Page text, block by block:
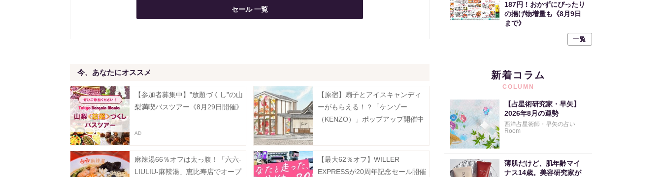
セール 一覧
今、あなたにオススメ
【参加者募集中】"放題づくし"の山
梨満喫バスツアー《8月29日開催》
【原宿】扇子とアイスキャンディ
ーがもらえる！？「ケンゾー
（KENZO）」ポップアップ開催中
麻辣湯66％オフは太っ腹！「六六-
LIULIU-麻辣湯」恵比寿店でオープ
【最大62％オフ】WILLER
EXPRESSが20周年記念セール開催
187円！おかずにぴったり
の揚げ物増量も《8月9日
まで》
一覧
新着コラム
COLUMN
【占星術研究家・早矢】
2026年8月の運勢
西洋占星術師・早矢の占い
Room
薄肌だけど、肌年齢マイ
ナス14歳。美容研究家が